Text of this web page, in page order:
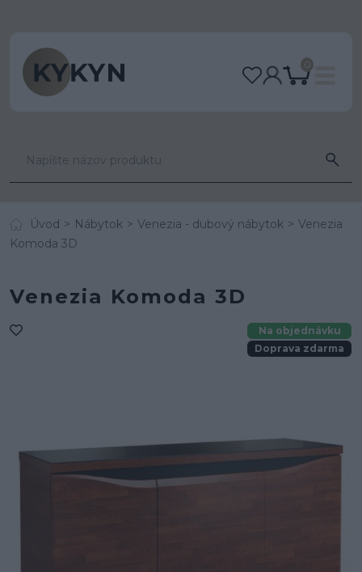
0
Úvod Nábytok Venezia - dubový nábytok
Venezia
Komoda 3D
Venezia Komoda 3D
Na objednávku
Doprava zdarma